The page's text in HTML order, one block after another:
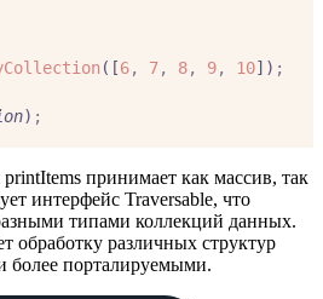
([6, 7, 8, 9, 10]) ;
) ;
принимает как массив, так
интерфейс Traversable, что
типами коллекций данных.
обработку различных структур
более порталируемыми.